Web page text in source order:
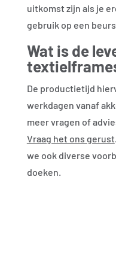
uitkomst zijn als je
gebruik op een
Wat is de
De productietijd
werkdagen vanaf
meer vragen of
Vraag het ons gerust
we ook diverse
doeken.